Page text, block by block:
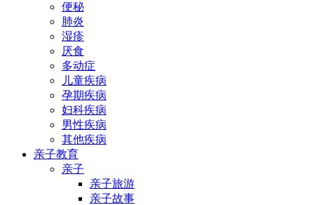
便秘
肺炎
湿疹
厌食
多动症
儿童疾病
孕期疾病
妇科疾病
男性疾病
其他疾病
亲子教育
亲子
亲子旅游
亲子故事